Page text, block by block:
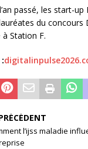
passé, les start-up
du concours
à Station F.
l’ijss maladie